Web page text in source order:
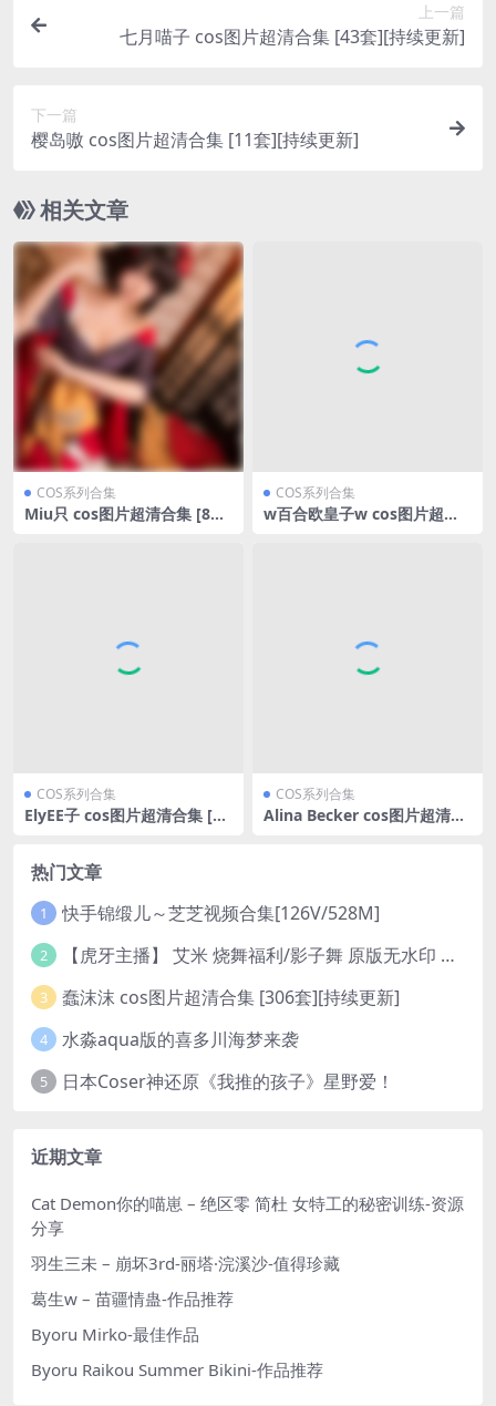
上一篇
七月喵子 cos图片超清合集 [43套][持续更新]
下一篇
樱岛嗷 cos图片超清合集 [11套][持续更新]
相关文章
COS系列合集
Miu只 cos图片超清合集 [8套]
COS系列合集
w百合欧皇子w cos图片超清
COS系列合集
ElyEE子 cos图片超清合集 [14
COS系列合集
Alina Becker cos图片超清合
热门文章
1 快手锦缎儿～芝芝视频合集[126V/528M]
2 【虎牙主播】 艾米 烧舞福利/影子舞 原版无水印 （1v/130m）
3 蠢沫沫 cos图片超清合集 [306套][持续更新]
4 水淼aqua版的喜多川海梦来袭
5 日本Coser神还原《我推的孩子》星野爱！
近期文章
Cat Demon你的喵崽 – 绝区零 简杜 女特工的秘密训练-资源
分享
羽生三未 – 崩坏3rd-丽塔·浣溪沙-值得珍藏
葛生w – 苗疆情蛊-作品推荐
Byoru Mirko-最佳作品
Byoru Raikou Summer Bikini-作品推荐